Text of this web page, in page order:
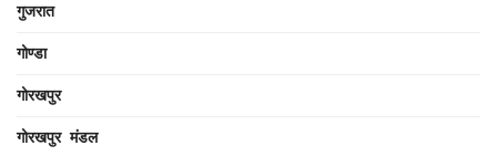
गुजरात
गोण्डा
गोरखपुर
गोरखपुर मंडल